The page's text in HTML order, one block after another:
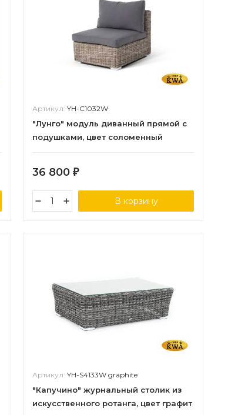
Артикул:YH-C1032W
"Лунго" модуль диванный прямой с
подушками, цвет соломенный
36 800₽
В корзину
Артикул:YH-S4133W graphite
"Капучино" журнальный столик из
искусственного ротанга, цвет графит